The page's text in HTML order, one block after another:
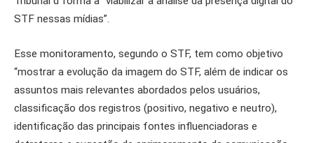
STF nessas mídias”.
Esse monitoramento, segundo o STF, tem como objetivo
“mostrar a evolução da imagem do STF, além de indicar os
assuntos mais relevantes abordados pelos usuários,
classificação dos registros (positivo, negativo e neutro),
identificação das principais fontes influenciadoras e